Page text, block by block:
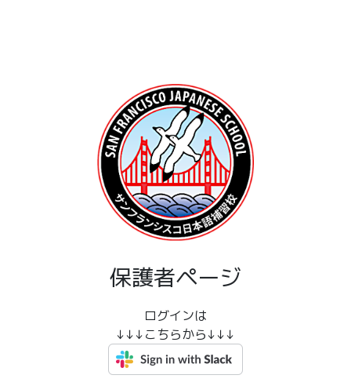
保護者ページ
ログインは
↓↓↓こちらから↓↓↓